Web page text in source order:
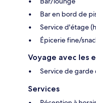
Bar en bord de
Service d'étage
Épicerie fine/
Voyage avec les
Service de
Services